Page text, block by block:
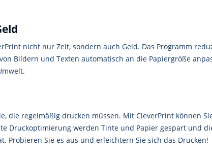
nicht nur Zeit, sondern auch Geld. Das Programm
Bildern und Texten automatisch an die Papiergröße
die regelmäßig drucken müssen. Mit CleverPrint können
Druckoptimierung werden Tinte und Papier gespart und
Sie es aus und erleichtern Sie sich das Drucken!